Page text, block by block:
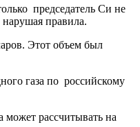
председатель Си не
правила.
Этот объем был
газа по российскому
может рассчитывать на